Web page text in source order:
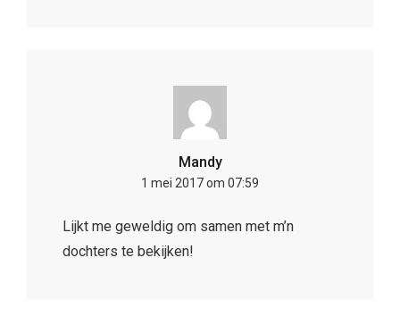
Mandy
1 mei 2017 om 07:59
Lijkt me geweldig om samen met m’n
dochters te bekijken!